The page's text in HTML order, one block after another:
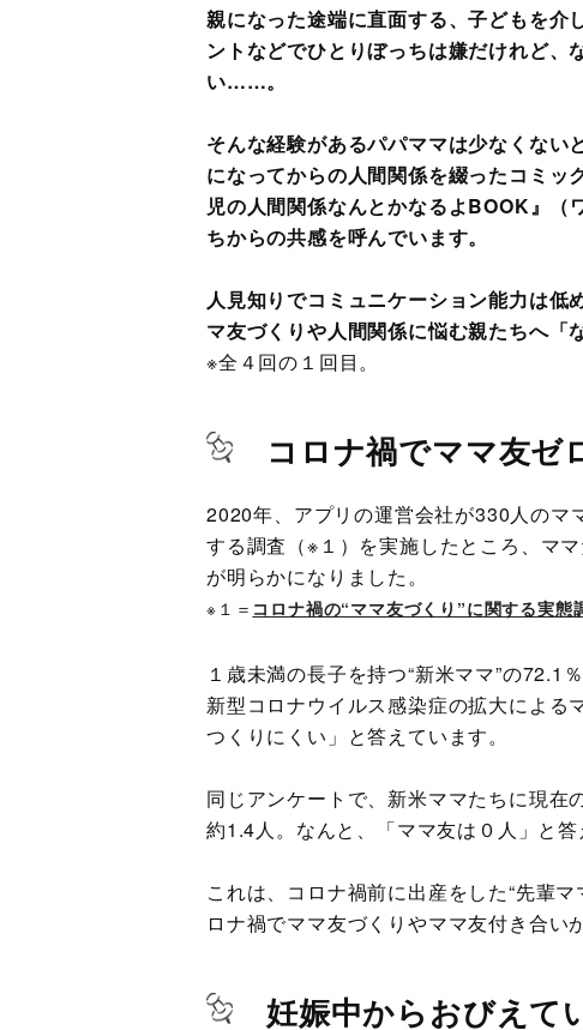
親になった途端に直面する、子どもを介
ントなどでひとりぼっちは嫌だけれど、
い……。
そんな経験があるパパママは少なくない
になってからの人間関係を綴ったコミッ
児の人間関係なんとかなるよBOOK』（
ちからの共感を呼んでいます。
人見知りでコミュニケーション能力は
マ友づくりや人間関係に悩む親たちへ「
※全４回の１回目。
コロナ禍でママ友ゼ
2020年、アプリの運営会社が330人のマ
する調査（※１）を実施したところ、マ
が明らかになりました。
※１＝ コロナ禍の“ママ友づくり”に関する実態
１歳未満の長子を持つ“新米ママ”の72.1
新型コロナウイルス感染症の拡大による
つくりにくい」と答えています。
同じアンケートで、新米ママたちに現在
約1.4人。なんと、「ママ友は０人」と
これは、コロナ禍前に出産をした“先輩
ロナ禍でママ友づくりやママ友付き合い
妊娠中からおびえて